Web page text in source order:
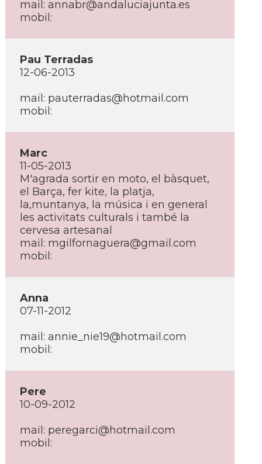
mail: annabr@andaluciajunta.es
mobil:
Pau Terradas
12-06-2013
mail: pauterradas@hotmail.com
mobil:
Marc
11-05-2013
M'agrada sortir en moto, el bàsquet,
el Barça, fer kite, la platja,
la,muntanya, la música i en general
les activitats culturals i també la
cervesa artesanal
mail: mgilfornaguera@gmail.com
mobil:
Anna
07-11-2012
mail: annie_nie19@hotmail.com
mobil:
Pere
10-09-2012
mail: peregarci@hotmail.com
mobil: